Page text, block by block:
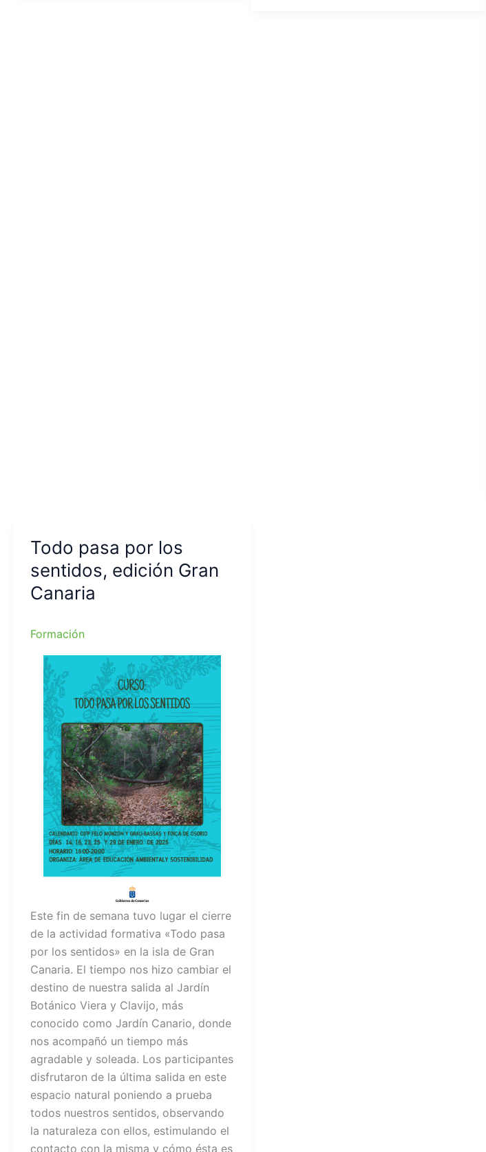
Todo pasa por los
sentidos, edición Gran
Canaria
Formación
Este fin de semana tuvo lugar el cierre
de la actividad formativa «Todo pasa
por los sentidos» en la isla de Gran
Canaria. El tiempo nos hizo cambiar el
destino de nuestra salida al Jardín
Botánico Viera y Clavijo, más
conocido como Jardín Canario, donde
nos acompañó un tiempo más
agradable y soleada. Los participantes
disfrutaron de la última salida en este
espacio natural poniendo a prueba
todos nuestros sentidos, observando
la naturaleza con ellos, estimulando el
contacto con la misma y cómo ésta es